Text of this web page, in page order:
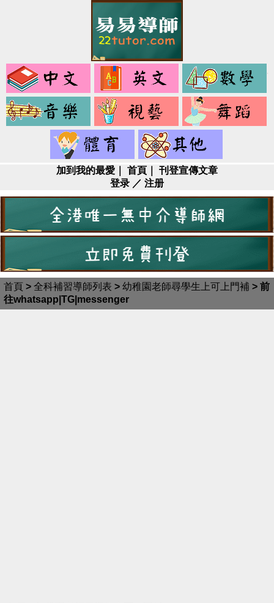
中
文
音
藝
健
身
加到我的最愛 首頁
刊登宣傳文章
登录 ／ 注册
首頁 > 全科補習導師列表 > 幼稚園老師尋學生上可上門補 > 前
往whatsapp|TG|messenger